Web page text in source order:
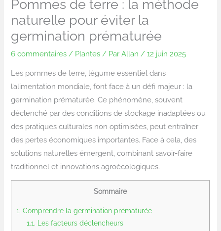
Pommes de terre : la méthode
naturelle pour éviter la
germination prématurée
6 commentaires / Plantes / ParAllan /12 juin 2025
Les pommes de terre, légume essentiel dans
l’alimentation mondiale, font face à un défi majeur : la
germination prématurée. Ce phénomène, souvent
déclenché par des conditions de stockage inadaptées ou
des pratiques culturales non optimisées, peut entraîner
des pertes économiques importantes. Face à cela, des
solutions naturelles émergent, combinant savoir-faire
traditionnel et innovations agroécologiques.
Sommaire
1. Comprendre la germination prématurée
1.1. Les facteurs déclencheurs